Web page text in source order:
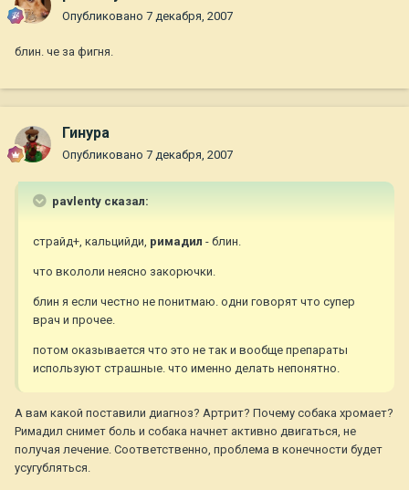
Опубликовано 7 декабря, 2007
блин. че за фигня.
Гинура
Опубликовано 7 декабря, 2007
pavlenty сказал:
страйд+, кальцийди, римадил - блин.
что вкололи неясно закорючки.
блин я если честно не понитмаю. одни говорят что супер
врач и прочее.
потом оказывается что это не так и вообще препараты
используют страшные. что именно делать непонятно.
А вам какой поставили диагноз? Артрит? Почему собака хромает?
Римадил снимет боль и собака начнет активно двигаться, не
получая лечение. Соответственно, проблема в конечности будет
усугубляться.